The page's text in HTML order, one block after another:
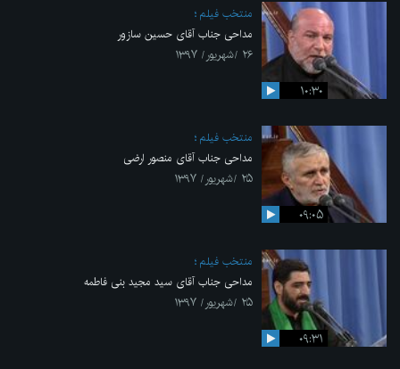
۱۰:۳۰
منتخب فیلم
مداحی جناب آقای حسین سازور
۲۶ /شهریور/ ۱۳۹۷
۰۹:۰۵
منتخب فیلم
مداحی جناب آقای منصور ارضی
۲۵ /شهریور/ ۱۳۹۷
۰۹:۳۱
منتخب فیلم
مداحی جناب آقای سید مجید بنی فاطمه
۲۵ /شهریور/ ۱۳۹۷